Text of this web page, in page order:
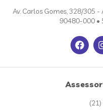
Av. Carlos Gomes, 328/305 -
90480-000 •